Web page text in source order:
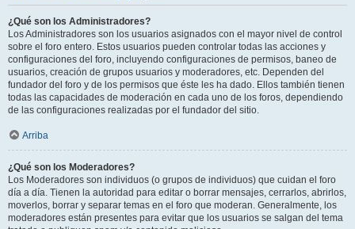
¿Qué son los Administradores?
Los Administradores son los usuarios asignados con el mayor nivel de control
sobre el foro entero. Estos usuarios pueden controlar todas las acciones y
configuraciones del foro, incluyendo configuraciones de permisos, baneo de
usuarios, creación de grupos usuarios y moderadores, etc. Dependen del
fundador del foro y de los permisos que éste les ha dado. Ellos también tienen
todas las capacidades de moderación en cada uno de los foros, dependiendo
de las configuraciones realizadas por el fundador del sitio.
Arriba
¿Qué son los Moderadores?
Los Moderadores son individuos (o grupos de individuos) que cuidan el foro
día a día. Tienen la autoridad para editar o borrar mensajes, cerrarlos, abrirlos,
moverlos, borrar y separar temas en el foro que moderan. Generalmente, los
moderadores están presentes para evitar que los usuarios se salgan del tema